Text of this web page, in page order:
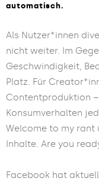
automatisch.
Als Nutzer*innen
nicht weiter. Im
Geschwindigkeit,
Platz. Für
Contentproduktion
Konsumverhalten
Welcome to my
Inhalte. Are you
Facebook hat